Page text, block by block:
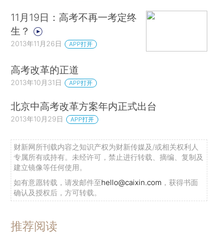
11月19日：高考不再一考定终
生？
2013年11月26日 APP打开
高考改革的正道
2013年10月31日 APP打开
北京中高考改革方案年内正式出台
2013年10月29日 APP打开
财新网所刊载内容之知识产权为财新传媒及/或相关权利人
专属所有或持有。未经许可，禁止进行转载、摘编、复制及
建立镜像等任何使用。
如有意愿转载，请发邮件至hello@caixin.com ，获得书面
确认及授权后，方可转载。
推荐阅读